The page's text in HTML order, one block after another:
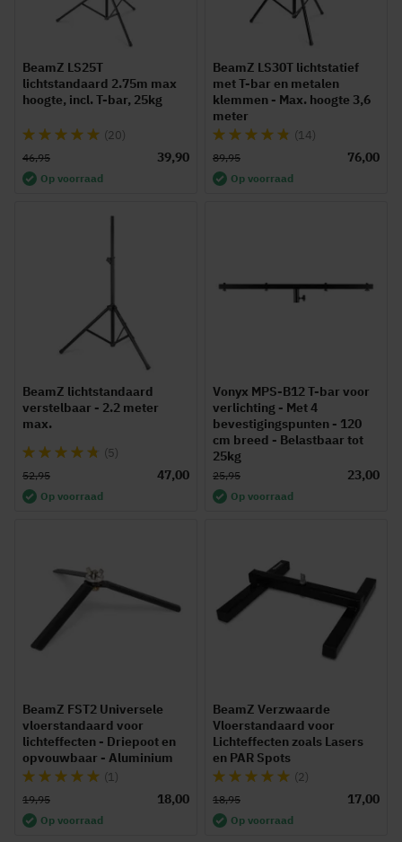
BeamZ LS25T
lichtstandaard 2.75m max
hoogte, incl. T-bar, 25kg
Waardering:
96%
(20)
39,90
46,95
Op voorraad
BeamZ LS30T lichtstatief
met T-bar en metalen
klemmen - Max. hoogte 3,6
meter
Waardering:
93%
(14)
76,00
89,95
Op voorraad
BeamZ lichtstandaard
verstelbaar - 2.2 meter
max.
Waardering:
92%
(5)
47,00
52,95
Op voorraad
Vonyx MPS-B12 T-bar voor
verlichting - Met 4
bevestigingspunten - 120
cm breed - Belastbaar tot
25kg
23,00
25,95
Op voorraad
BeamZ FST2 Universele
vloerstandaard voor
lichteffecten - Driepoot en
opvouwbaar - Aluminium
Waardering:
100%
(1)
18,00
19,95
Op voorraad
BeamZ Verzwaarde
Vloerstandaard voor
Lichteffecten zoals Lasers
en PAR Spots
Waardering:
100%
(2)
17,00
18,95
Op voorraad